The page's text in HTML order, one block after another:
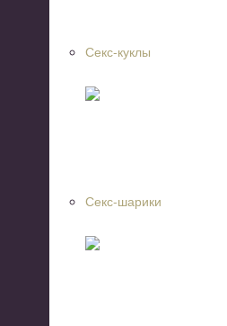
Секс-куклы
Секс-шарики